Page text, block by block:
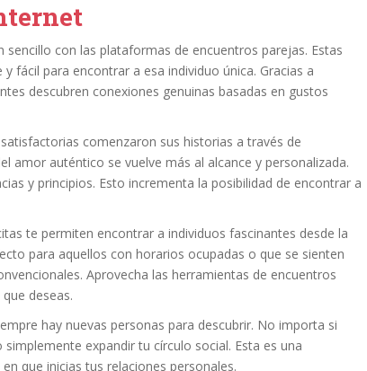
con las plataformas de encuentros parejas. Estas
fácil para encontrar a esa individuo única. Gracias a
descubren conexiones genuinas basadas en gustos
comenzaron sus historias a través de
amor auténtico se vuelve más al alcance y personalizada.
y principios. Esto incrementa la posibilidad de encontrar a
te permiten encontrar a individuos fascinantes desde la
para aquellos con horarios ocupadas o que se sienten
Aprovecha las herramientas de encuentros
deseas.
hay nuevas personas para descubrir. No importa si
expandir tu círculo social. Esta es una
que inicias tus relaciones personales.